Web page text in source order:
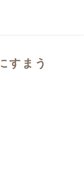
すまう